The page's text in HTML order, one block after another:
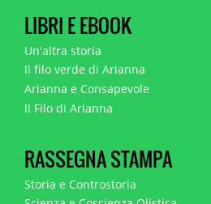
LIBRI E EBOOK
Un'altra storia
Il filo verde di Arianna
Arianna e Consapevole
Il Filo di Arianna
RASSEGNA STAMPA
Storia e Controstoria